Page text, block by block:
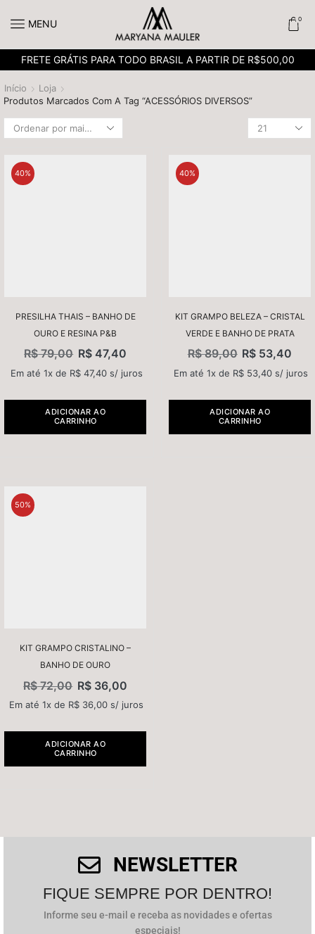
MENU 0
FRETE GRÁTIS PARA TODO BRASIL A PARTIR DE R$500,00
Início
Loja
Produtos Marcados Com A Tag “ACESSÓRIOS DIVERSOS”
40%
PRESILHA THAIS – BANHO DE
OURO E RESINA P&B
R$79,00 R$47,40
Em até 1x de R$47,40s/ juros
ADICIONAR AO
CARRINHO
40%
KIT GRAMPO BELEZA – CRISTAL
VERDE E BANHO DE PRATA
R$89,00 R$ 53,40
Em até 1x de R$ 53,40 s/ juros
ADICIONAR AO
CARRINHO
50%
KIT GRAMPO CRISTALINO –
BANHO DE OURO
R$72,00 R$36,00
Em até 1x de R$ 36,00 s/ juros
ADICIONAR AO
CARRINHO
NEWSLETTER
FIQUE SEMPRE POR DENTRO!
Informe seu e-mail e receba as novidades e ofertas
especiais!